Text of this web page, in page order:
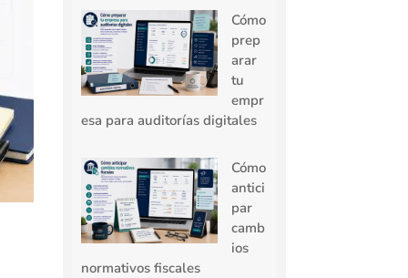
Cómo
prep
arar
tu
empr
esa para auditorías digitales
Cómo
antici
par
camb
ios
normativos fiscales